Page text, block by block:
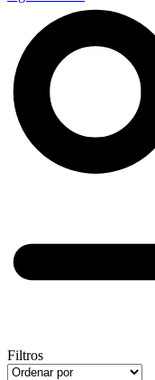
Filtros